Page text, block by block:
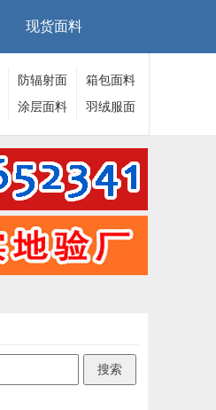
现货面料
防辐射面
料
箱包面料
涂层面料
羽绒服面
料